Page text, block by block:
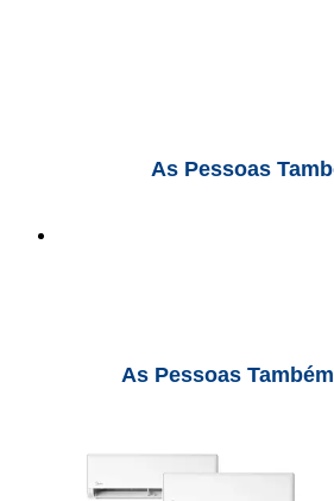
As Pessoas
As Pessoas